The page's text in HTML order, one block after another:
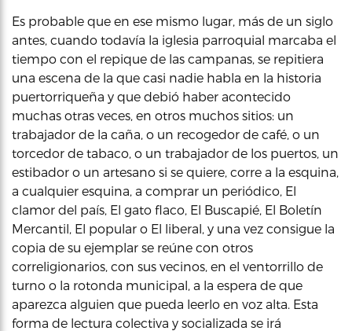
Es probable que en ese mismo lugar, más de un siglo
antes, cuando todavía la iglesia parroquial marcaba el
tiempo con el repique de las campanas, se repitiera
una escena de la que casi nadie habla en la historia
puertorriqueña y que debió haber acontecido
muchas otras veces, en otros muchos sitios: un
trabajador de la caña, o un recogedor de café, o un
torcedor de tabaco, o un trabajador de los puertos, un
estibador o un artesano si se quiere, corre a la esquina,
a cualquier esquina, a comprar un periódico, El
clamor del país, El gato flaco, El Buscapié, El Boletín
Mercantil, El popular o El liberal, y una vez consigue la
copia de su ejemplar se reúne con otros
correligionarios, con sus vecinos, en el ventorrillo de
turno o la rotonda municipal, a la espera de que
aparezca alguien que pueda leerlo en voz alta. Esta
forma de lectura colectiva y socializada se irá